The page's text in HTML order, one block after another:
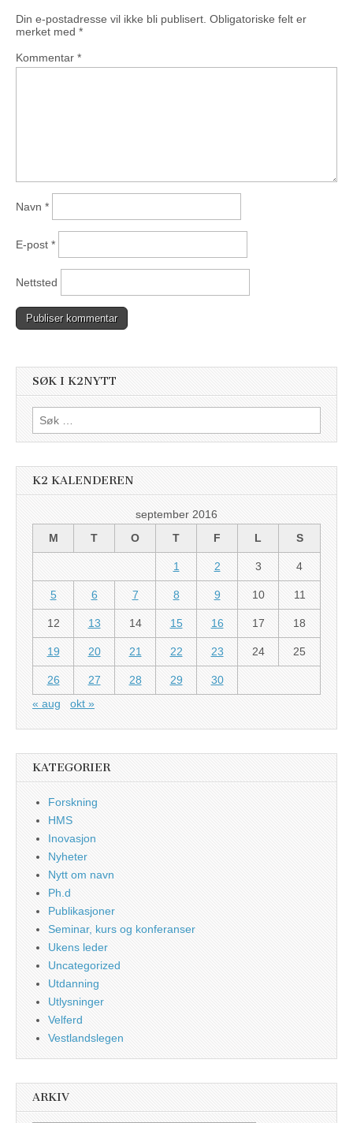
Din e-postadresse vil ikke bli publisert. Obligatoriske felt er
merket med *
Kommentar *
Navn *
E-post *
Nettsted
SØK I K2NYTT
Søk
etter:
K2 KALENDEREN
september 2016
M
T O T F L S
1 2 3 4
5 6 7 8 9 10 11
12 13 14 15 16 17 18
19 20 21 22 23 24 25
26 27 28 29
30
« aug
okt »
KATEGORIER
Forskning
HMS
Inovasjon
Nyheter
Nytt om navn
Ph.d
Publikasjoner
Seminar, kurs og konferanser
Ukens leder
Uncategorized
Utdanning
Utlysninger
Velferd
Vestlandslegen
ARKIV